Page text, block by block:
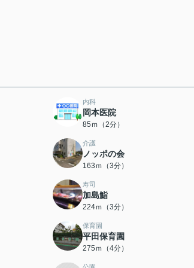
内科
岡本医院
85ｍ（2分）
介護
ノッポの会
163ｍ（3分）
寿司
加島鮨
224ｍ（3分）
保育園
平田保育園
275ｍ（4分）